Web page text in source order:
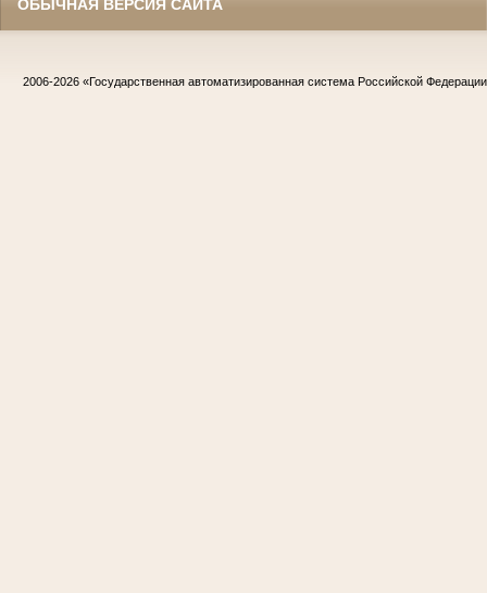
ОБЫЧНАЯ ВЕРСИЯ САЙТА
2006-2026 «Государственная автоматизированная система Российской